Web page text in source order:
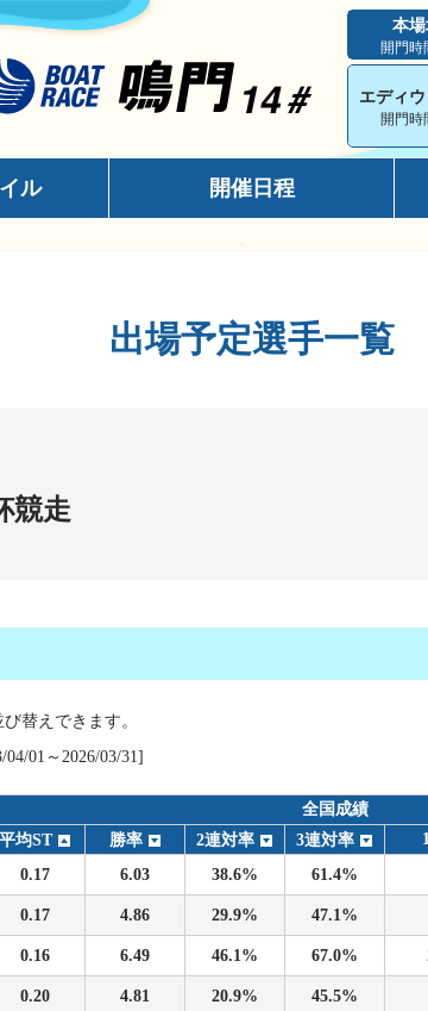
本
開門時
エディ
開門時
ル 開催日程
出場予定選手一覧
競走
替えできます。
01～2026/03/31]
全国成績
平均ST
勝率 2連対率 3連対率
0.17 6.03 38.6% 61.4%
0.17 4.86 29.9% 47.1%
0.16 6.49 46.1% 67.0%
0.20 4.81 20.9% 45.5%